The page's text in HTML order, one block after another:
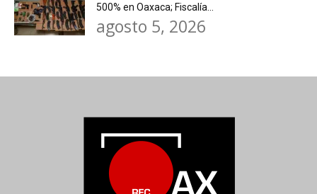
500% en Oaxaca; Fiscalía...
agosto 5, 2026